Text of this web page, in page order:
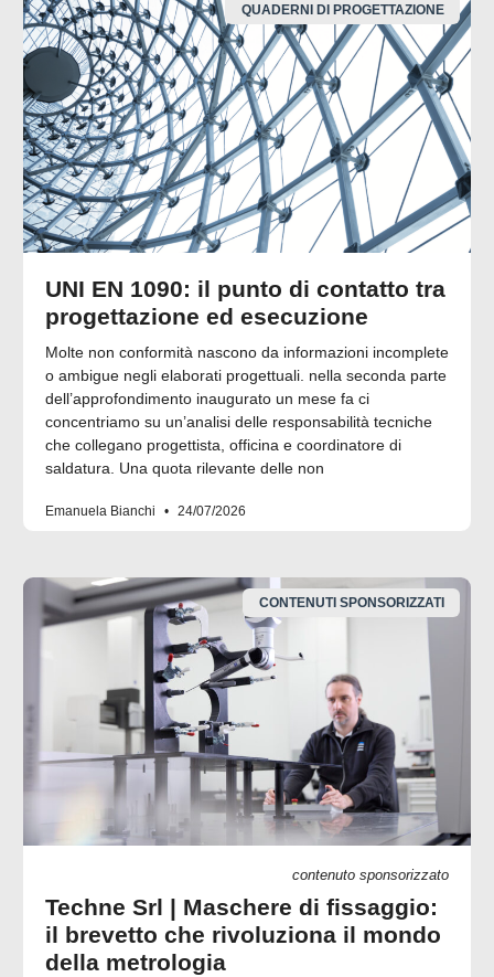
QUADERNI DI PROGETTAZIONE
UNI EN 1090: il punto di contatto tra
progettazione ed esecuzione
Molte non conformità nascono da informazioni incomplete
o ambigue negli elaborati progettuali. nella seconda parte
dell’approfondimento inaugurato un mese fa ci
concentriamo su un’analisi delle responsabilità tecniche
che collegano progettista, officina e coordinatore di
saldatura. Una quota rilevante delle non
Emanuela Bianchi 24/07/2026
CONTENUTI SPONSORIZZATI
contenuto sponsorizzato
Techne Srl | Maschere di fissaggio:
il brevetto che rivoluziona il mondo
della metrologia